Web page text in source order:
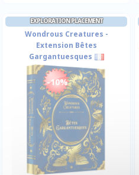
EXPLORATION PLACEMENT
Wondrous Creatures -
Extension Bêtes
Gargantuesques
-10%